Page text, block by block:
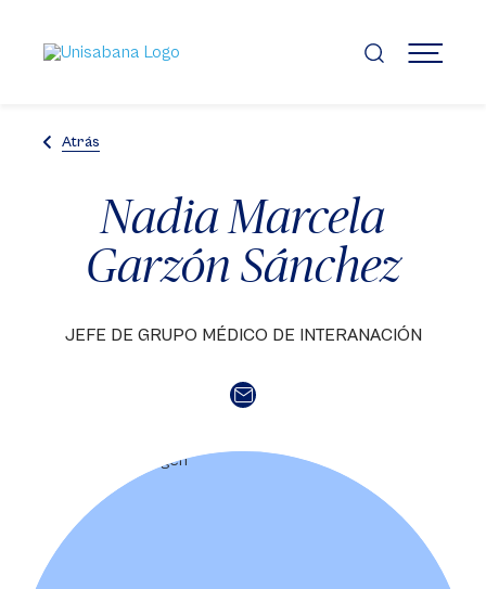
contenido
principal
MENÚ
Atrás
Nadia Marcela
Garzón Sánchez
JEFE DE GRUPO MÉDICO DE INTERANACIÓN